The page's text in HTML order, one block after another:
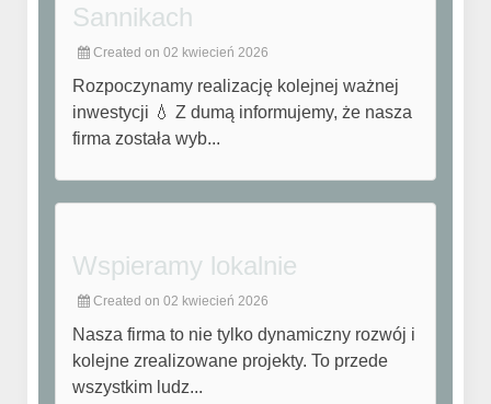
Sannikach
Created on 02 kwiecień 2026
Rozpoczynamy realizację kolejnej ważnej
inwestycji 💧 Z dumą informujemy, że nasza
firma została wyb...
Wspieramy lokalnie
Created on 02 kwiecień 2026
Nasza firma to nie tylko dynamiczny rozwój i
kolejne zrealizowane projekty. To przede
wszystkim ludz...